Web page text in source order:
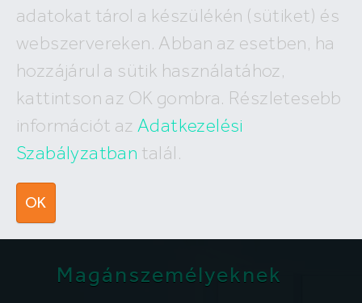
adatokat tárol a készülékén (sütiket) és
webszervereken. Abban az esetben, ha
hozzájárul a sütik használatához,
kattintson az OK gombra. Részletesebb
információt az Adatkezelési
Szabályzatban talál.
OK
Hívj minket
+36 (30) 550 5566
Írj nekünk
Magánszemélyeknek